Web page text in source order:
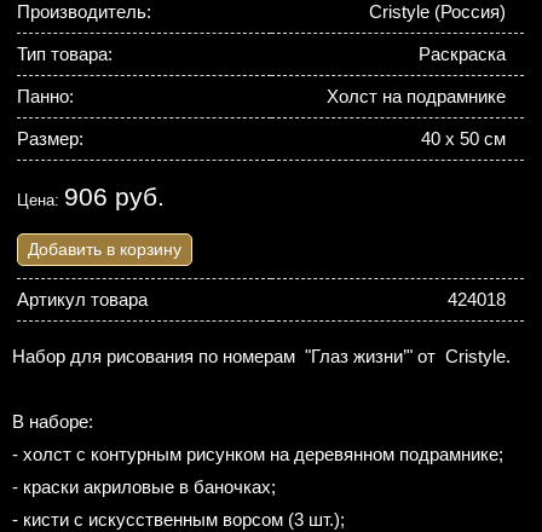
Производитель: Cristyle (Россия)
Тип товара: Раскраска
Панно: Холст на подрамнике
Размер: 40 х 50 см
Цена: 906 руб.
Добавить в корзину
Артикул товара 424018
Набор для рисования по номерам "Глаз жизни’" от Cristyle.
В наборе:
- холст с контурным рисунком на деревянном подрамнике;
- краски акриловые в баночках;
- кисти с искусственным ворсом (3 шт.);